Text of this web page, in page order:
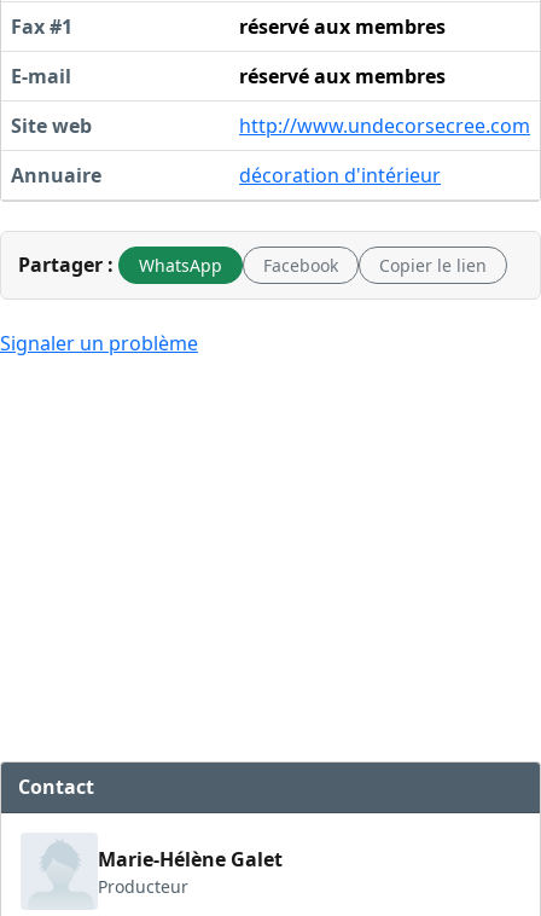
Fax #1
réservé aux membres
E-mail
réservé aux membres
Site web
http://www.undecorsecree.com
Annuaire
décoration d'intérieur
Partager : WhatsApp Facebook Copier le lien
Signaler un problème
Contact
Marie-Hélène Galet
Producteur